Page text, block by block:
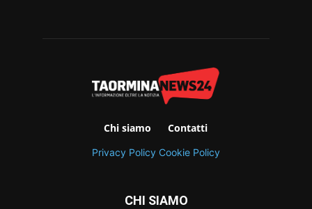
Chi siamo Contatti
Privacy Policy Cookie Policy
CHI SIAMO